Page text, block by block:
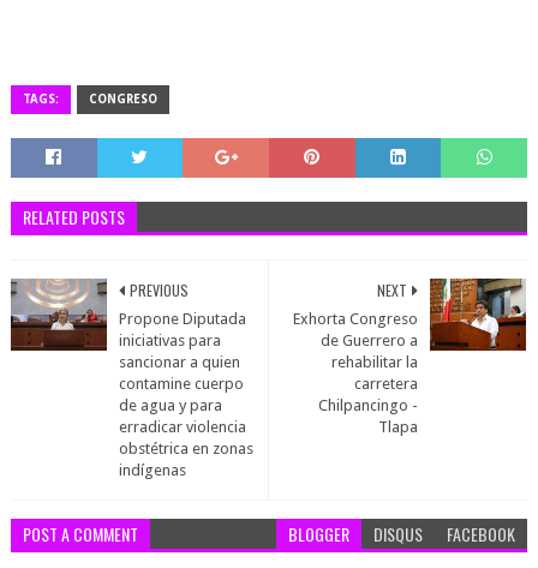
TAGS: CONGRESO
RELATED POSTS
NEXT
Exhorta Congreso
de Guerrero a
rehabilitar la
carretera
Chilpancingo -
Tlapa
PREVIOUS
Propone Diputada
iniciativas para
sancionar a quien
contamine cuerpo
de agua y para
erradicar violencia
obstétrica en zonas
indígenas
POST A COMMENT BLOGGER DISQUS FACEBOOK